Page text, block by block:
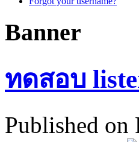
Banner
ทดสอบ
Published on